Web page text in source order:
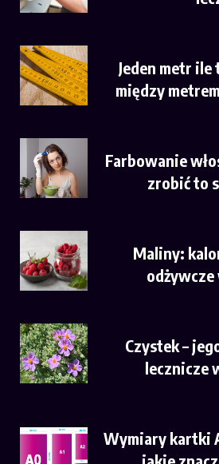
Jeden metr ile
między
Farbowanie
zrobić to
Maliny:
Czystek –
lecznicze
Wymiary kartki